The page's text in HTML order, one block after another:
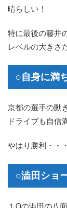
晴らしい！
特に最後の藤井
レベルの大きさ
○自身に満
京都の選手の動
ドライブも自信
やはり勝利・・
○澁田ショ
１Qの澁田の八